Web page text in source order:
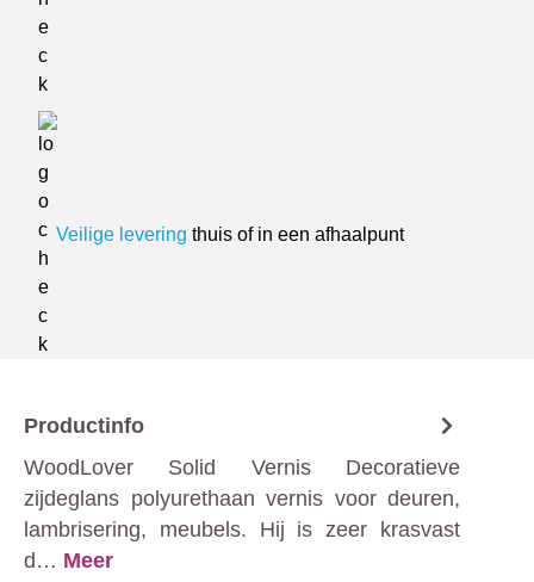
Veilige levering thuis of in een afhaalpunt
Productinfo
WoodLover Solid Vernis Decoratieve
zijdeglans polyurethaan vernis voor deuren,
lambrisering, meubels. Hij is zeer krasvast
d… Meer